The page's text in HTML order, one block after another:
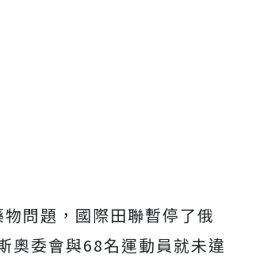
問題，國際田聯暫停了俄
奧委會與68名運動員就未違